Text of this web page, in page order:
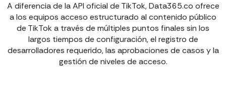
A diferencia de la API oficial de TikTok, Data365.co ofrece
a los equipos acceso estructurado al contenido público
de TikTok a través de múltiples puntos finales sin los
largos tiempos de configuración, el registro de
desarrolladores requerido, las aprobaciones de casos y la
gestión de niveles de acceso.